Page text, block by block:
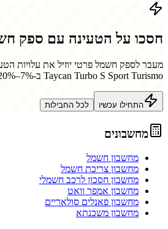
חסכו על הטעינה עם ספק
מעבר לספק חשמל פרטי יוזיל את עלויות
Taycan Turbo S Sport Turismo ב-7%–20%. גלו כמה תחסכו.
התחילו עכשיו לכל החבילות
מחשבונים
מחשבון חשמל
מחשבון צריכת חשמל
מחשבון חסכון לרכב חשמלי
מחשבון אמפר וואט
מחשבון פאנלים סולאריים
מחשבון משכנתא